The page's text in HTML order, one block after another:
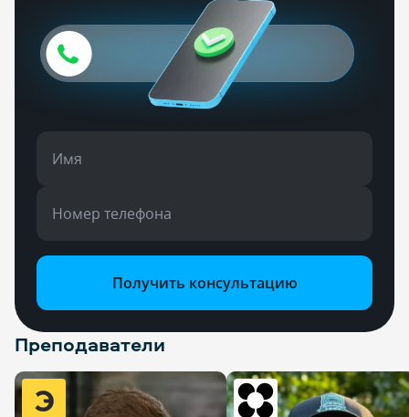
Имя
Номер телефона
Получить консультацию
Преподаватели